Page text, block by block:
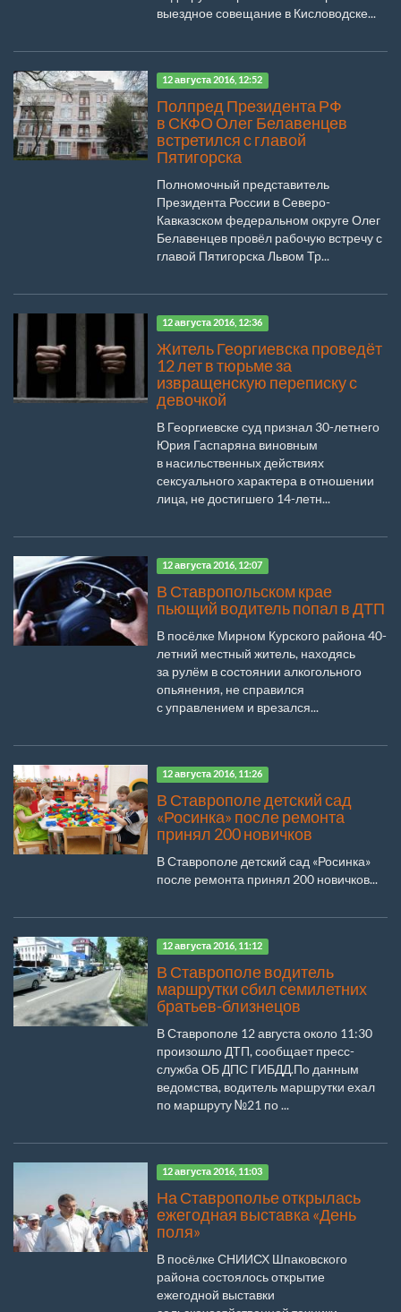
выездное совещание в Кисловодске...
12 августа 2016, 12:52
Полпред Президента РФ
в СКФО Олег Белавенцев
встретился с главой
Пятигорска
Полномочный представитель
Президента России в Северо-
Кавказском федеральном округе Олег
Белавенцев провёл рабочую встречу с
главой Пятигорска Львом Тр...
12 августа 2016, 12:36
Житель Георгиевска проведёт
12 лет в тюрьме за
извращенскую переписку с
девочкой
В Георгиевске суд признал 30-летнего
Юрия Гаспаряна виновным
в насильственных действиях
сексуального характера в отношении
лица, не достигшего 14-летн...
12 августа 2016, 12:07
В Ставропольском крае
пьющий водитель попал в ДТП
В посёлке Мирном Курского района 40-
летний местный житель, находясь
за рулём в состоянии алкогольного
опьянения, не справился
с управлением и врезался...
12 августа 2016, 11:26
В Ставрополе детский сад
«Росинка» после ремонта
принял 200 новичков
В Ставрополе детский сад «Росинка»
после ремонта принял 200 новичков...
12 августа 2016, 11:12
В Ставрополе водитель
маршрутки сбил семилетних
братьев-близнецов
В Ставрополе 12 августа около 11:30
произошло ДТП, сообщает пресс-
служба ОБ ДПС ГИБДД.По данным
ведомства, водитель маршрутки ехал
по маршруту №21 по ...
12 августа 2016, 11:03
На Ставрополье открылась
ежегодная выставка «День
поля»
В посёлке СНИИСХ Шпаковского
района состоялось открытие
ежегодной выставки